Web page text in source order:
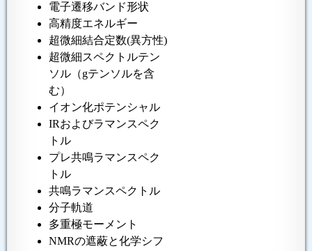
電子遷移バンド形状
高精度エネルギー
超微細結合定数(異方性)
超微細スペクトルテン
ソル（gテンソルを含
む）
イオン化ポテンシャル
IRおよびラマンスペク
トル
プレ共鳴ラマンスペク
トル
共鳴ラマンスペクトル
分子軌道
多重極モーメント
NMRの遮蔽と化学シフ